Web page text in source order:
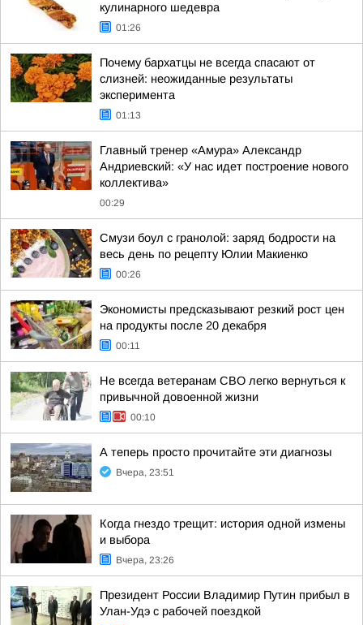
кулинарного шедевра
01:26
Почему бархатцы не всегда спасают от
слизней: неожиданные результаты
эксперимента
01:13
Главный тренер «Амура» Александр
Андриевский: «У нас идет построение нового
коллектива»
00:29
Смузи боул с гранолой: заряд бодрости на
весь день по рецепту Юлии Макиенко
00:26
Экономисты предсказывают резкий рост цен
на продукты после 20 декабря
00:11
Не всегда ветеранам СВО легко вернуться к
привычной довоенной жизни
00:10
А теперь просто прочитайте эти диагнозы
Вчера, 23:51
Когда гнездо трещит: история одной измены
и выбора
Вчера, 23:26
Президент России Владимир Путин прибыл в
Улан-Удэ с рабочей поездкой